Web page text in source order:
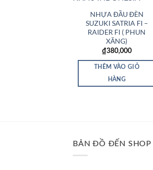
NHỰA ĐẦU ĐÈN
SUZUKI SATRIA FI –
RAIDER FI ( PHUN
XĂNG)
₫380,000
THÊM VÀO GIỎ
HÀNG
BẢN ĐỒ ĐẾN SHOP